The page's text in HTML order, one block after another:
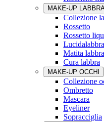
MAKE-UP
Collezione
Rossetto
Rossetto
Lucidalabbra
Matita labbra
Cura labbra
MAKE-UP OCCHI
Collezione
Ombretto
Mascara
Eyeliner
Sopracciglia